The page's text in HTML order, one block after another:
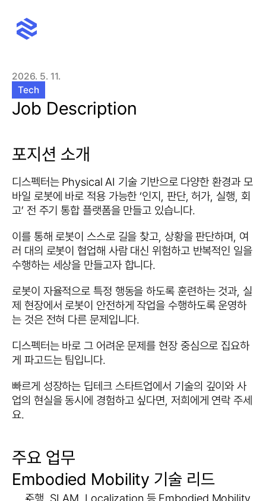
2026. 5. 11.
Tech
Job Description
포지션 소개
디스펙터는 Physical AI 기술 기반으로 다양한 환경과 모
바일 로봇에 바로 적용 가능한 ‘인지, 판단, 허가, 실행, 회
고’ 전 주기 통합 플랫폼을 만들고 있습니다.
이를 통해 로봇이 스스로 길을 찾고, 상황을 판단하며, 여
러 대의 로봇이 협업해 사람 대신 위험하고 반복적인 일을
수행하는 세상을 만들고자 합니다.
로봇이 자율적으로 특정 행동을 하도록 훈련하는 것과, 실
제 현장에서 로봇이 안전하게 작업을 수행하도록 운영하
는 것은 전혀 다른 문제입니다.
디스펙터는 바로 그 어려운 문제를 현장 중심으로 집요하
게 파고드는 팀입니다.
빠르게 성장하는 딥테크 스타트업에서 기술의 깊이와 사
업의 현실을 동시에 경험하고 싶다면, 저희에게 연락 주세
요.
주요 업무
Embodied Mobility 기술 리드
News
Package
Ask for a quote